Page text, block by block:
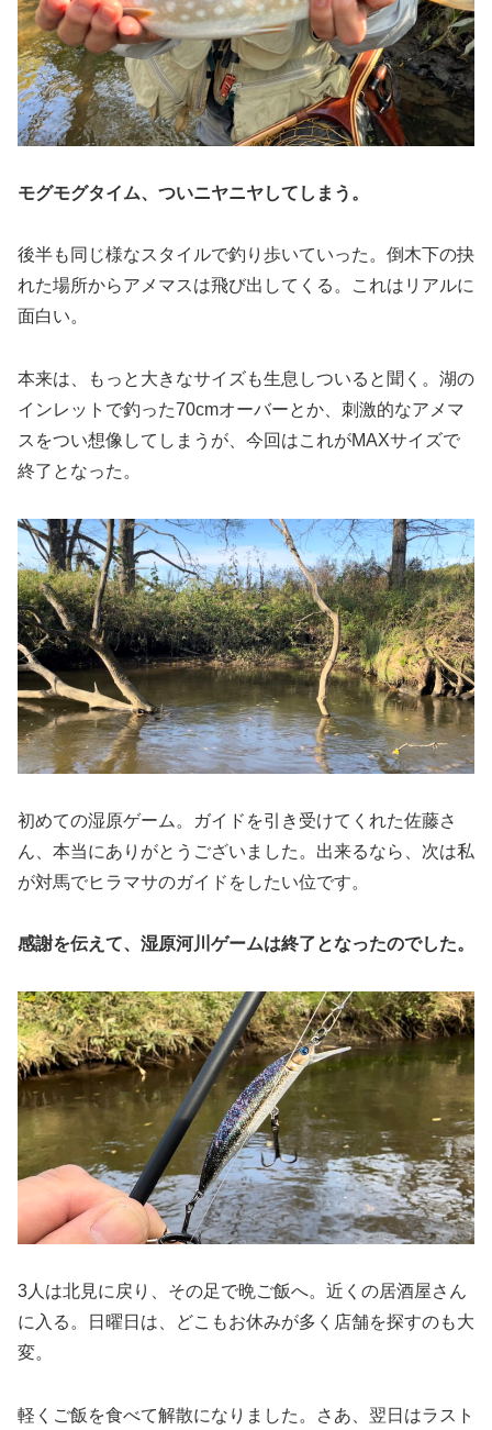
モグモグタイム、ついニヤニヤしてしまう。
後半も同じ様なスタイルで釣り歩いていった。倒木下の抉
れた場所からアメマスは飛び出してくる。これはリアルに
面白い。
本来は、もっと大きなサイズも生息しついると聞く。湖の
インレットで釣った70cmオーバーとか、刺激的なアメマ
スをつい想像してしまうが、今回はこれがMAXサイズで
終了となった。
初めての湿原ゲーム。ガイドを引き受けてくれた佐藤さ
ん、本当にありがとうございました。出来るなら、次は私
が対馬でヒラマサのガイドをしたい位です。
感謝を伝えて、湿原河川ゲームは終了となったのでした。
3人は北見に戻り、その足で晩ご飯へ。近くの居酒屋さん
に入る。日曜日は、どこもお休みが多く店舗を探すのも大
変。
軽くご飯を食べて解散になりました。さあ、翌日はラスト